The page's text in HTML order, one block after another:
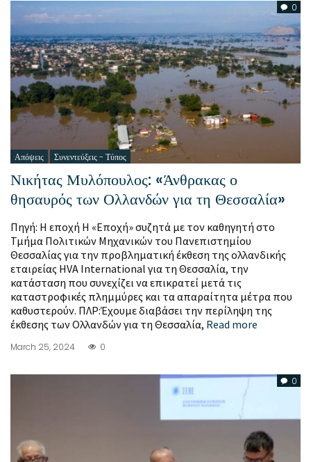
0
Απόψεις Συνεντεύξεις - Τύπος
Νικήτας Μυλόπουλος: «Άνθρακας ο
θησαυρός των Ολλανδών για τη Θεσσαλία»
Πηγή: Η εποχή Η «Εποχή» συζητά με τον καθηγητή στο
Τμήμα Πολιτικών Μηχανικών του Πανεπιστημίου
Θεσσαλίας για την προβληματική έκθεση της ολλανδικής
εταιρείας HVA International για τη Θεσσαλία, την
κατάσταση που συνεχίζει να επικρατεί μετά τις
καταστροφικές πλημμύρες και τα απαραίτητα μέτρα που
καθυστερούν. ΠΛΡ:Έχουμε διαβάσει την περίληψη της
έκθεσης των Ολλανδών για τη Θεσσαλία, Read more
March 25, 2024 0
0